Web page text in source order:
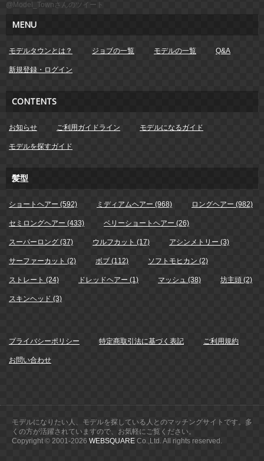
@Model_Townさんのツイート
MENU
モデルタウンとは？ ジョブの一覧 モデルの一覧 Q&A
新規登録・ログイン
CONTENTS
お知らせ ご利用ガイドライン モデルになるガイド
モデルを探すガイド
髪型
ショートヘアー (592) ミディアムヘアー (968) ロングヘアー (982)
セミロングヘアー (433) ベリーショートヘアー (26)
スーパーロング (37) ウルフカット (17) アシンメトリー (3)
サーファーカット (2) ボブ (112) ソフトモヒカン (2)
ストレート (24) ドレッドヘアー (1) マッシュ (38) 坊主頭 (2)
スキンヘッド (3)
プライバシーポリシー 特定商取引法に基づく表記 ご利用規約
お問い合わせ
モデルになりたい人、モデルを探している人とのマッチングサイトです。多
くの方が活躍されていますので、お気軽にご覧ください。
Copyright © 2001-2026 WEBSQUARE Co.,Ltd. All rights reserved.